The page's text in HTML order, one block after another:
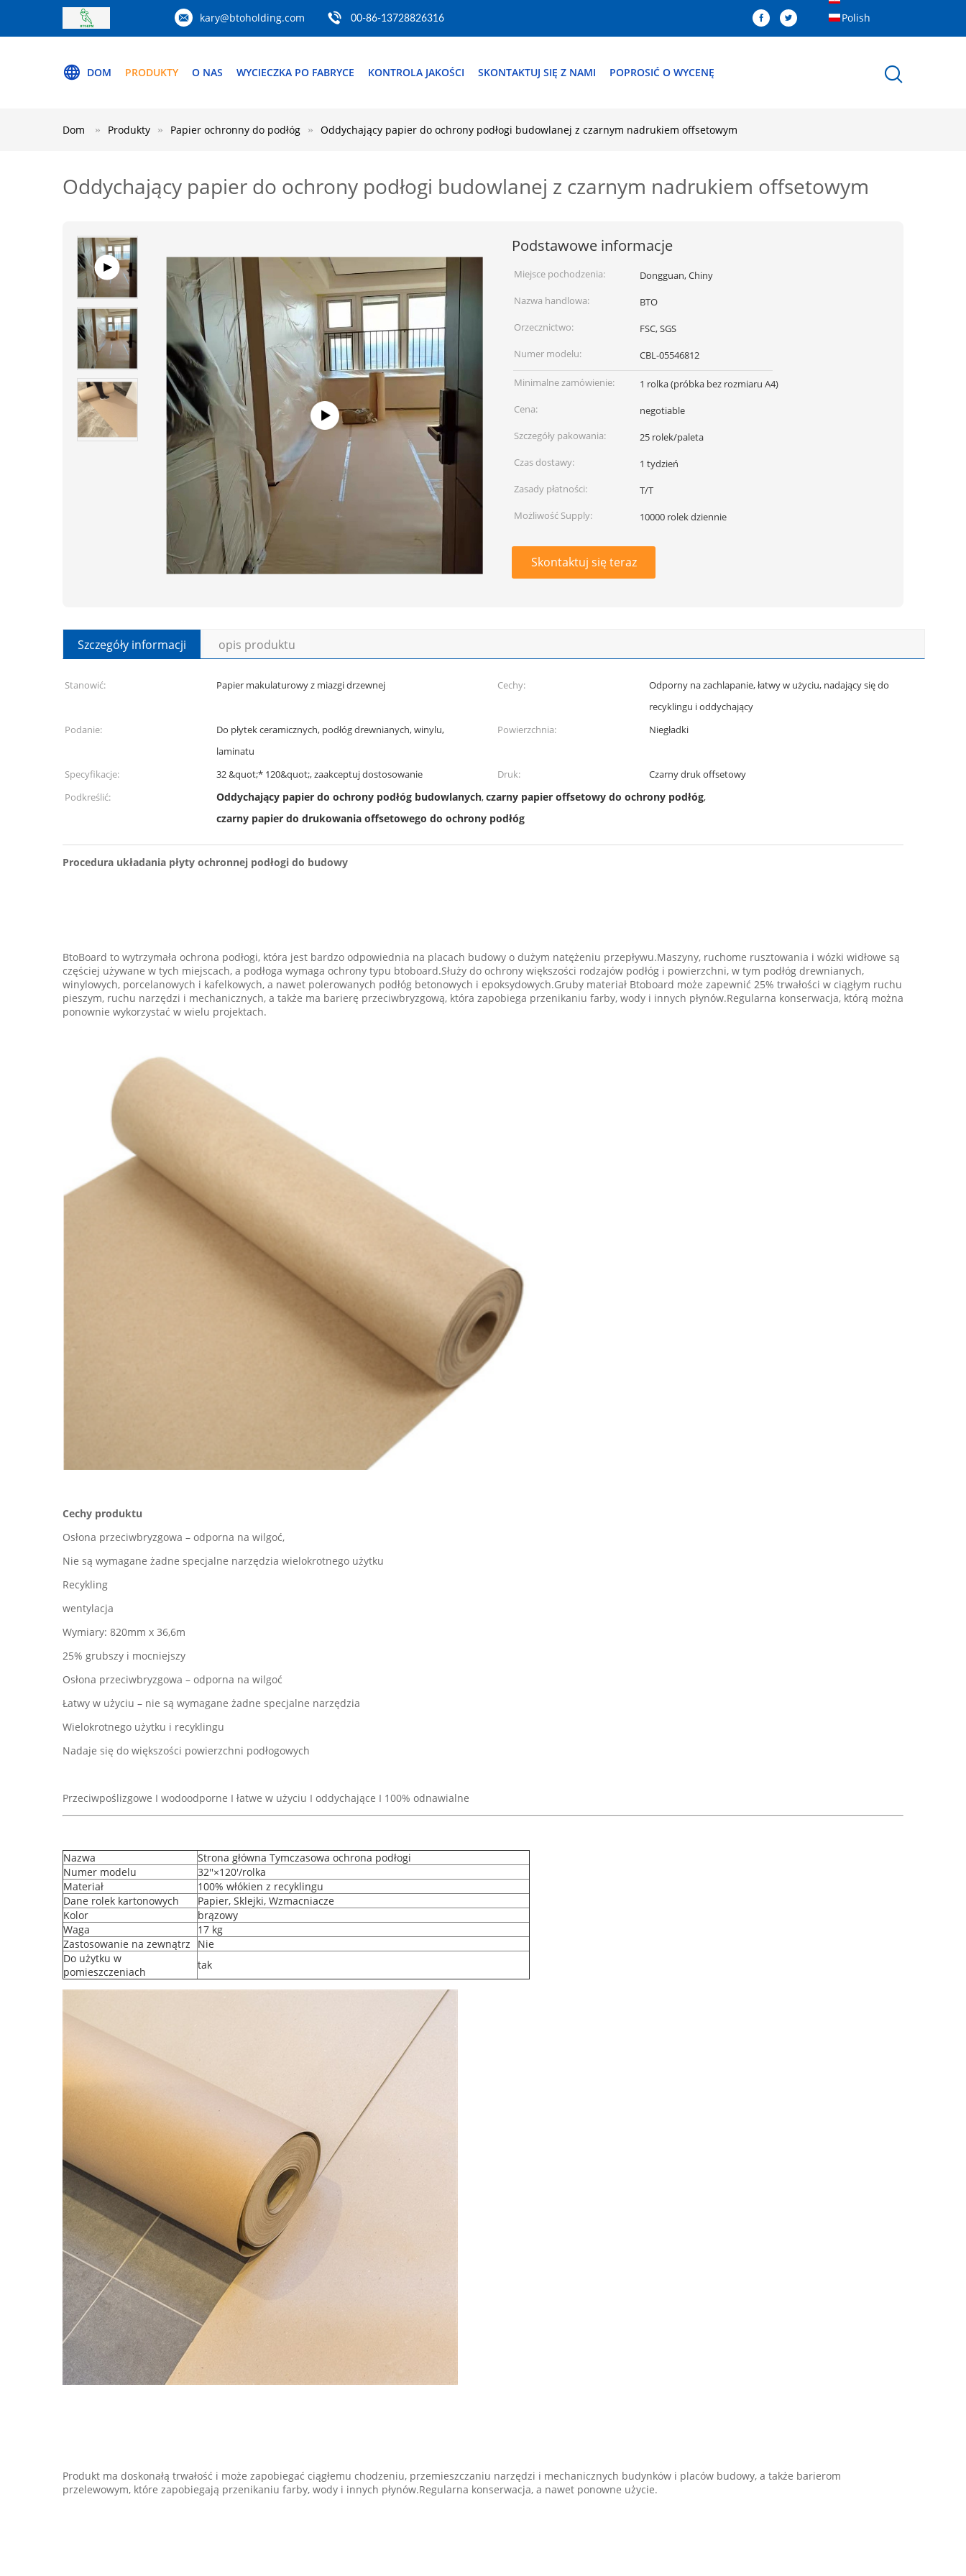
kary@btoholding.com 00-86-13728826316 Polish
DOM PRODUKTY O NAS WYCIECZKA PO FABRYCE KONTROLA JAKOŚCI SKONTAKTUJ SIĘ Z NAMI POPROSIĆ O WYCENĘ
Dom Produkty Papier ochronny do podłóg Oddychający papier do ochrony podłogi budowlanej z czarnym nadrukiem offsetowym
Oddychający papier do ochrony podłogi budowlanej z czarnym nadrukiem offsetowym
Podstawowe informacje
Miejsce pochodzenia:
Dongguan, Chiny
Nazwa handlowa:
BTO
Orzecznictwo:
FSC, SGS
Numer modelu:
CBL-05546812
Minimalne zamówienie:
1 rolka (próbka bez rozmiaru A4)
Cena:
negotiable
Szczegóły pakowania:
25 rolek/paleta
Czas dostawy:
1 tydzień
Zasady płatności:
T/T
Możliwość Supply:
10000 rolek dziennie
Skontaktuj się teraz
Szczegóły informacji opis produktu
Stanowić: Papier makulaturowy z miazgi drzewnej Cechy:
Odporny na zachlapanie, łatwy w użyciu, nadający się do
recyklingu i oddychający
Podanie:
Do płytek ceramicznych, podłóg drewnianych, winylu,
laminatu
Powierzchnia: Niegładki
Specyfikacje: 32 &quot;* 120&quot;, zaakceptuj dostosowanie Druk:
Czarny druk offsetowy
Podkreślić:
Oddychający papier do ochrony podłóg budowlanych,czarny papier offsetowy do ochrony podłóg,
czarny papier do drukowania offsetowego do ochrony podłóg
Procedura układania płyty ochronnej podłogi do budowy
BtoBoard to wytrzymała ochrona podłogi, która jest bardzo odpowiednia na placach budowy o dużym natężeniu przepływu.Maszyny, ruchome rusztowania i wózki widłowe są
częściej używane w tych miejscach, a podłoga wymaga ochrony typu btoboard.Służy do ochrony większości rodzajów podłóg i powierzchni, w tym podłóg drewnianych,
winylowych, porcelanowych i kafelkowych, a nawet polerowanych podłóg betonowych i epoksydowych.Gruby materiał Btoboard może zapewnić 25% trwałości w ciągłym ruchu
pieszym, ruchu narzędzi i mechanicznych, a także ma barierę przeciwbryzgową, która zapobiega przenikaniu farby, wody i innych płynów.Regularna konserwacja, którą można
ponownie wykorzystać w wielu projektach.
Cechy produktu
Osłona przeciwbryzgowa – odporna na wilgoć,
Nie są wymagane żadne specjalne narzędzia wielokrotnego użytku
Recykling
wentylacja
Wymiary: 820mm x 36,6m
25% grubszy i mocniejszy
Osłona przeciwbryzgowa – odporna na wilgoć
Łatwy w użyciu – nie są wymagane żadne specjalne narzędzia
Wielokrotnego użytku i recyklingu
Nadaje się do większości powierzchni podłogowych
Przeciwpoślizgowe I wodoodporne I łatwe w użyciu I oddychające I 100% odnawialne
Nazwa
Strona główna Tymczasowa ochrona podłogi
Numer modelu
32''×120'/rolka
Materiał
100% włókien z recyklingu
Dane rolek kartonowych
Papier, Sklejki, Wzmacniacze
Kolor
brązowy
Waga
17 kg
Zastosowanie na zewnątrz
Nie
Do użytku w
pomieszczeniach
tak
Produkt ma doskonałą trwałość i może zapobiegać ciągłemu chodzeniu, przemieszczaniu narzędzi i mechanicznych budynków i placów budowy, a także barierom
przelewowym, które zapobiegają przenikaniu farby, wody i innych płynów.Regularna konserwacja, a nawet ponowne użycie.